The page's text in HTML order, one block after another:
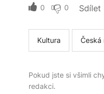
0 0 Sdílet
Kultura Česká
Pokud jste si všimli
redakci.